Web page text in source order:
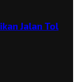
Jalan Tol